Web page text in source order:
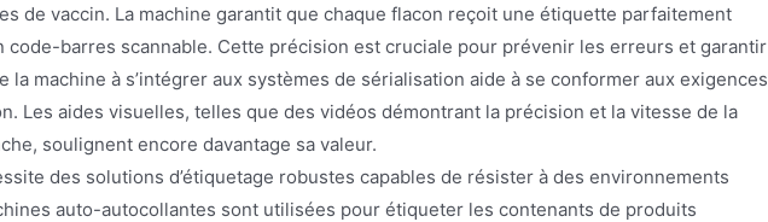
de vaccin. La machine garantit que chaque flacon reçoit une étiquette parfaitement
code-barres scannable. Cette précision est cruciale pour prévenir les erreurs et garantir
la machine à s’intégrer aux systèmes de sérialisation aide à se conformer aux exigences
Les aides visuelles, telles que des vidéos démontrant la précision et la vitesse de la
soulignent encore davantage sa valeur.
des solutions d’étiquetage robustes capables de résister à des environnements
auto-autocollantes sont utilisées pour étiqueter les contenants de produits